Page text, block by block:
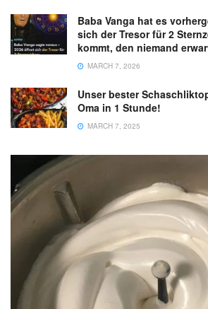
Baba Vanga hat es
sich der Tresor für 2
kommt, den niemand
MARCH 7, 2026
Unser bester
Oma in 1 Stunde!
MARCH 7, 2025